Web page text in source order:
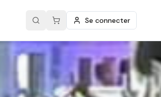
Se connecter